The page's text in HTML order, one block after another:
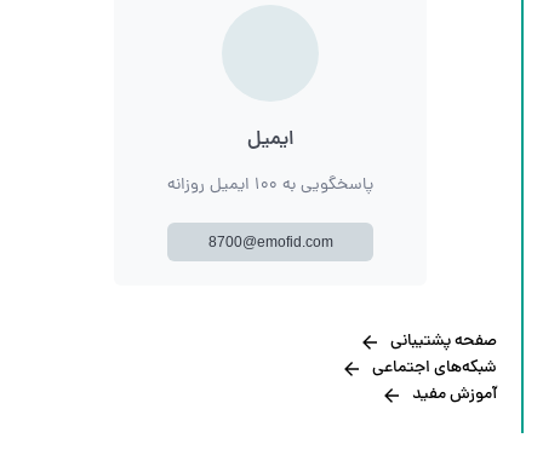
ایمیل
پاسخگویی به ۱۰۰ ایمیل روزانه
8700@emofid.com
صفحه پشتیبانی
شبکه‌های اجتماعی
آموزش مفید